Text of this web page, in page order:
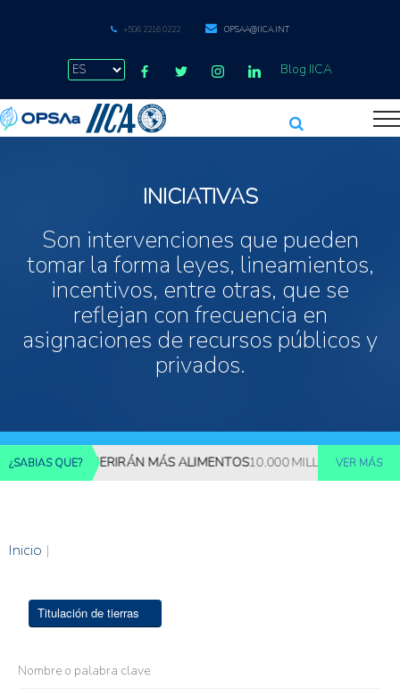
+506 2216 0222 OPSAA@IICA.INT
Blog IICA
INICIATIVAS
Son intervenciones que pueden
tomar la forma leyes, lineamientos,
incentivos, entre otras, que se
reflejan con frecuencia en
asignaciones de recursos públicos y
privados.
¿SABIAS QUE?REQUERIRÁN MÁS ALIMENTOS10.000 MILLONES DEVER MÁS
Inicio |
Titulación de tierras
Nombre o palabra clave